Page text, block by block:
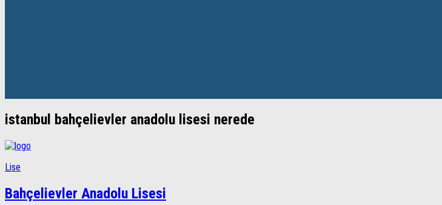
istanbul bahçelievler anadolu lisesi nerede
Lise
Bahçelievler Anadolu Lisesi